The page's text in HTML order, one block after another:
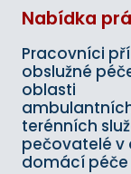
Nabídka
Pracovníci
obslužné
oblasti
terénních
pečovatelé v
domácí péče